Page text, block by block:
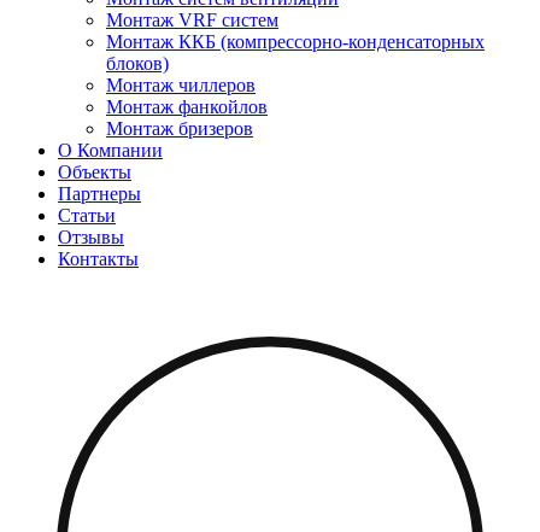
Монтаж VRF систем
Монтаж ККБ (компрессорно-конденсаторных
блоков)
Монтаж чиллеров
Монтаж фанкойлов
Монтаж бризеров
О Компании
Объекты
Партнеры
Статьи
Отзывы
Контакты